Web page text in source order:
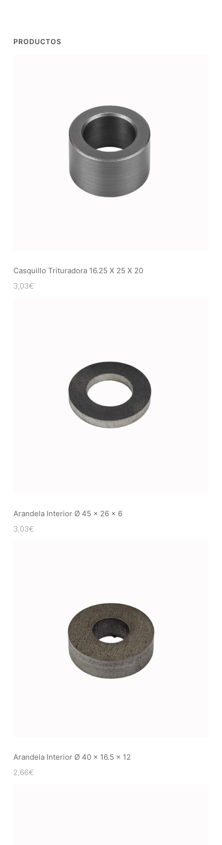
PRODUCTOS
Casquillo Trituradora 16.25 X 25 X 20
3,03€
Arandela Interior Ø 45 x 26 x 6
3,03€
Arandela Interior Ø 40 x 16.5 x 12
2,66€